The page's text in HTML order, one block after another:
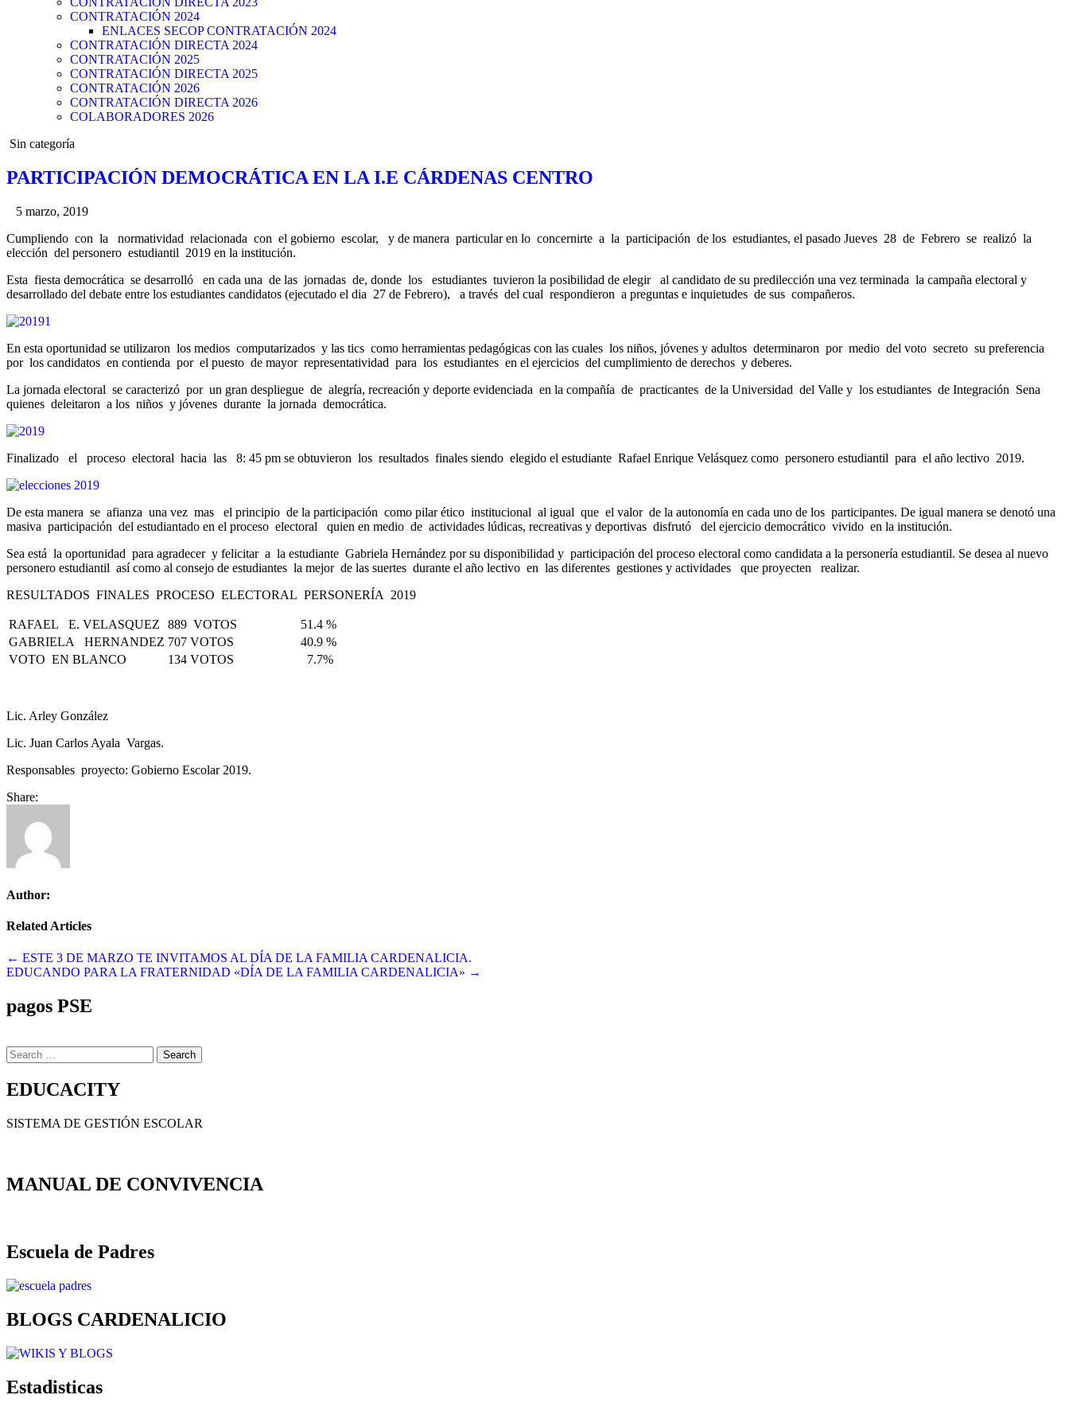
CONTRATACIÓN 2024
ENLACES SECOP CONTRATACIÓN 2024
CONTRATACIÓN DIRECTA 2024
CONTRATACIÓN 2025
CONTRATACIÓN DIRECTA 2025
CONTRATACIÓN 2026
CONTRATACIÓN DIRECTA 2026
COLABORADORES 2026
Posted
Sin categoría
PARTICIPACIÓN DEMOCRÁTICA EN LA I.E CÁRDENAS CENTRO
5 marzo, 2019
Cumpliendo con la normatividad relacionada con el gobierno escolar, y de manera particular en lo concernirte a la participación de los estudiantes, el pasado Jueves 28 de Febrero se realizó la
elección del personero estudiantil 2019 en la institución.
Esta fiesta democrática se desarrolló en cada una de las jornadas de, donde los estudiantes tuvieron la posibilidad de elegir al candidato de su predilección una vez terminada la campaña electoral y
desarrollado del debate entre los estudiantes candidatos (ejecutado el dia 27 de Febrero), a través del cual respondieron a preguntas e inquietudes de sus compañeros.
En esta oportunidad se utilizaron los medios computarizados y las tics como herramientas pedagógicas con las cuales los niños, jóvenes y adultos determinaron por medio del voto secreto su preferencia
por los candidatos en contienda por el puesto de mayor representatividad para los estudiantes en el ejercicios del cumplimiento de derechos y deberes.
La jornada electoral se caracterizó por un gran despliegue de alegría, recreación y deporte evidenciada en la compañía de practicantes de la Universidad del Valle y los estudiantes de Integración Sena
quienes deleitaron a los niños y jóvenes durante la jornada democrática.
Finalizado el proceso electoral hacia las 8: 45 pm se obtuvieron los resultados finales siendo elegido el estudiante Rafael Enrique Velásquez como personero estudiantil para el año lectivo 2019.
De esta manera se afianza una vez mas el principio de la participación como pilar ético institucional al igual que el valor de la autonomía en cada uno de los participantes. De igual manera se denotó una
masiva participación del estudiantado en el proceso electoral quien en medio de actividades lúdicas, recreativas y deportivas disfrutó del ejercicio democrático vivido en la institución.
Sea está la oportunidad para agradecer y felicitar a la estudiante Gabriela Hernández por su disponibilidad y participación del proceso electoral como candidata a la personería estudiantil. Se desea al nuevo
personero estudiantil así como al consejo de estudiantes la mejor de las suertes durante el año lectivo en las diferentes gestiones y actividades que proyecten realizar.
RESULTADOS FINALES PROCESO ELECTORAL PERSONERÍA 2019
RAFAEL E. VELASQUEZ 889 VOTOS
51.4 %
GABRIELA HERNANDEZ 707 VOTOS
40.9 %
VOTO EN BLANCO
134 VOTOS 7.7%
Lic. Arley González
Lic. Juan Carlos Ayala Vargas.
Responsables proyecto: Gobierno Escolar 2019.
Share:
Author:
Related Articles
Navegación
de
entradas
← ESTE 3 DE MARZO TE INVITAMOS AL DÍA DE LA FAMILIA CARDENALICIA.
EDUCANDO PARA LA FRATERNIDAD «DÍA DE LA FAMILIA CARDENALICIA» →
pagos PSE
Search
for:
EDUCACITY
SISTEMA DE GESTIÓN ESCOLAR
MANUAL DE CONVIVENCIA
Escuela de Padres
BLOGS CARDENALICIO
Estadisticas